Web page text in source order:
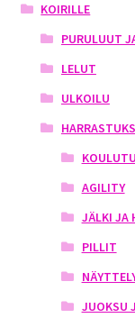
KOIRILLE
PURULUUT
LELUT
ULKOILU
AGILITY
JÄLKI JA
PILLIT
JUOKSU